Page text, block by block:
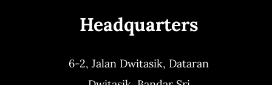
Headquarters
6-2, Jalan Dwitasik, Dataran